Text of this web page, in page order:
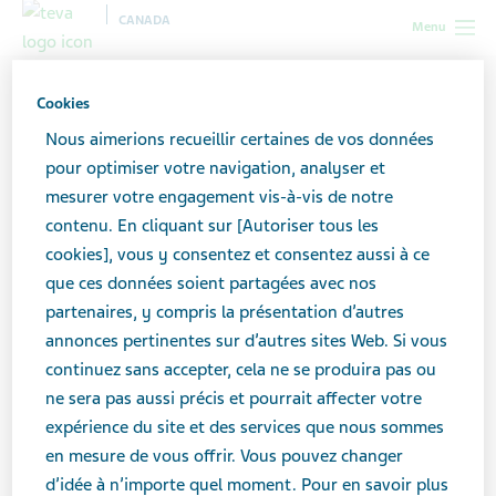
Menu
CANADA
Nos spécialités
pharmaceutiques et nos
biosimilaires
Nous sommes guidés par le désir de permettre aux
gens de mieux contrôler leur santé et de vivre
Cookies
Nous aimerions recueillir certaines de vos données
pour optimiser votre navigation, analyser et
mesurer votre engagement vis-à-vis de notre
contenu. En cliquant sur [Autoriser tous les
cookies], vous y consentez et consentez aussi à ce
que ces données soient partagées avec nos
partenaires, y compris la présentation d’autres
annonces pertinentes sur d’autres sites Web. Si vous
continuez sans accepter, cela ne se produira pas ou
ne sera pas aussi précis et pourrait affecter votre
expérience du site et des services que nous sommes
en mesure de vous offrir. Vous pouvez changer
d’idée à n’importe quel moment. Pour en savoir plus